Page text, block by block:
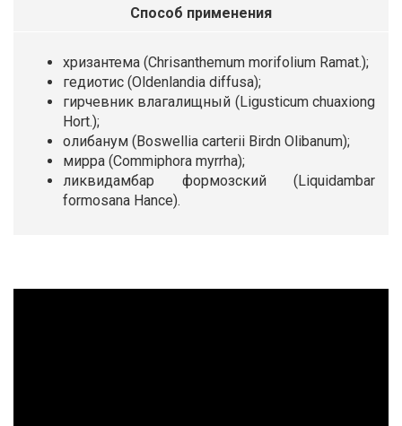
Способ применения
хризантема (Chrisanthemum morifolium Ramat.);
гедиотис (Oldenlandia diffusa);
гирчевник влагалищный (Ligusticum chuaxiong
Hort.);
олибанум (Boswellia carterii Birdn Olibanum);
мирра (Commiphora myrrha);
ликвидамбар формозский (Liquidambar
formosana Hance).